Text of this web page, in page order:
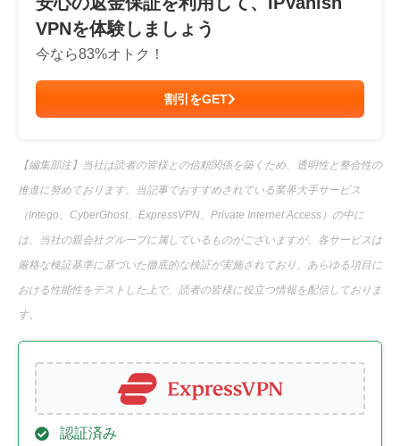
【編集部注】当社は読者の皆様との信頼関係を築くため、透明性と整合性の
推進に努めております。当記事でおすすめされている業界大手サービス
（Intego、CyberGhost、ExpressVPN、Private Internet Access）の中に
は、当社の親会社グループに属しているものがございますが、各サービスは
厳格な検証基準に基づいた徹底的な検証が実施されており、あらゆる項目に
おける性能性をテストした上で、読者の皆様に役立つ情報を配信しておりま
す。
VPNを体験しましょう
今なら83%オトク！
割引をGET
認証済み